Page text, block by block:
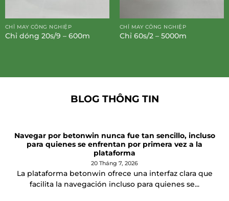
CHỈ MAY CÔNG NGHIỆP
Chỉ dóng 20s/9 – 600m
CHỈ MAY CÔNG NGHIỆP
Chỉ 60s/2 – 5000m
BLOG THÔNG TIN
Navegar por betonwin nunca fue tan sencillo, incluso
para quienes se enfrentan por primera vez a la
plataforma
20 Tháng 7, 2026
La plataforma betonwin ofrece una interfaz clara que
facilita la navegación incluso para quienes se...